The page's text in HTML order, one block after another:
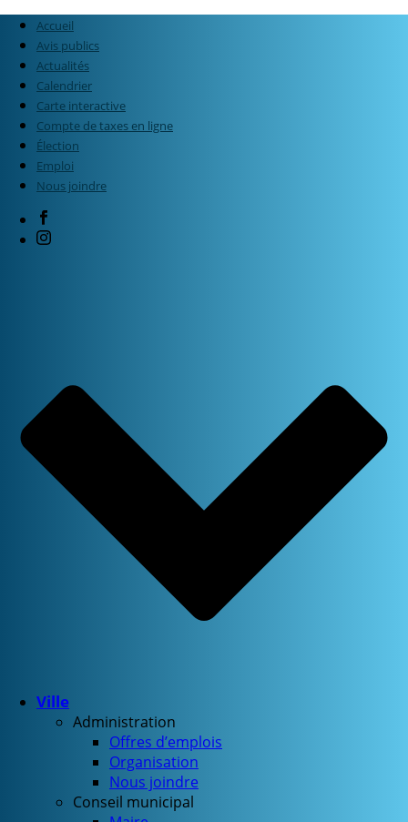
Accueil
Avis publics
Actualités
Calendrier
Carte interactive
Compte de taxes en ligne
Élection
Emploi
Nous joindre
Ville
Administration
Offres d’emplois
Organisation
Nous joindre
Conseil municipal